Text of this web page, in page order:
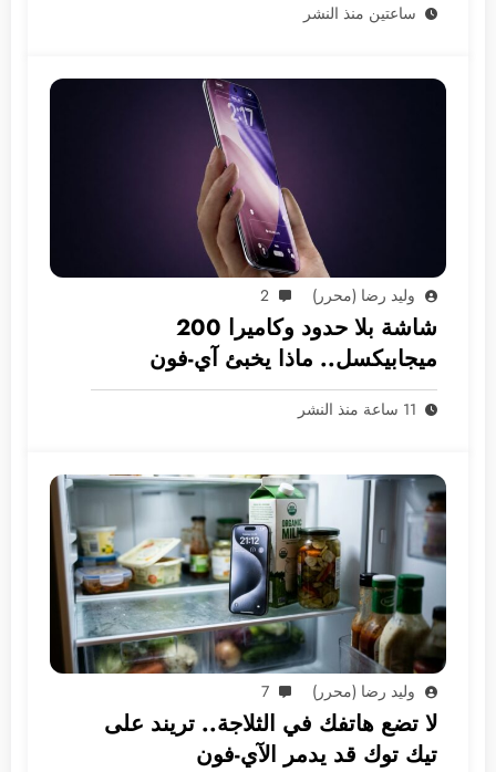
ساعتين منذ النشر
وليد رضا (محرر) 2
شاشة بلا حدود وكاميرا 200
ميجابيكسل.. ماذا يخبئ آي-فون
2028؟
11 ساعة منذ النشر
وليد رضا (محرر) 7
لا تضع هاتفك في الثلاجة.. تريند على
تيك توك قد يدمر الآي-فون